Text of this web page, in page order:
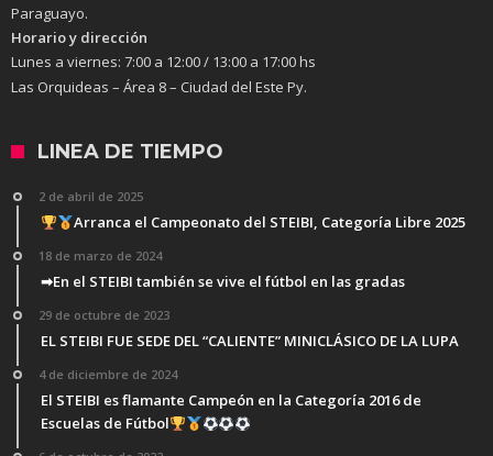
Paraguayo.
Horario y dirección
Lunes a viernes: 7:00 a 12:00 / 13:00 a 17:00 hs
Las Orquideas – Área 8 – Ciudad del Este Py.
LINEA DE TIEMPO
2 de abril de 2025
Arranca el Campeonato del STEIBI, Categoría Libre 2025
18 de marzo de 2024
➡En el STEIBI también se vive el fútbol en las gradas
29 de octubre de 2023
EL STEIBI FUE SEDE DEL “CALIENTE” MINICLÁSICO DE LA LUPA
4 de diciembre de 2024
El STEIBI es flamante Campeón en la Categoría 2016 de
Escuelas de Fútbol